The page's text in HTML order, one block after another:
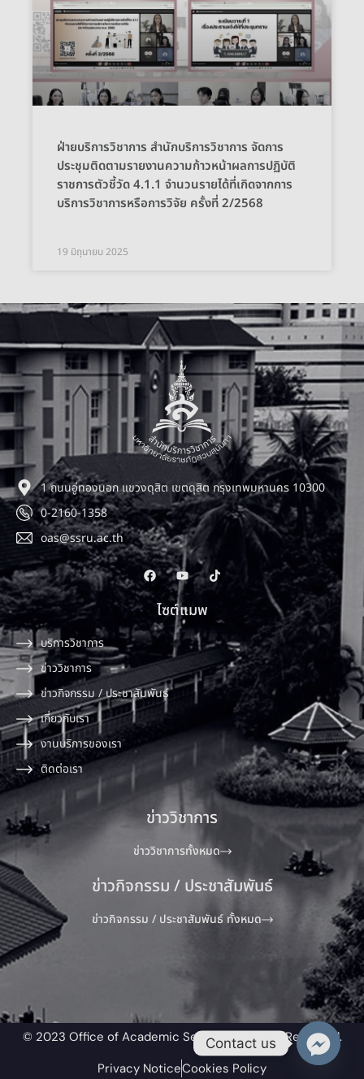
ฝ่ายบริการวิชาการ สำนักบริการวิชาการ จัดการ
ประชุมติดตามรายงานความก้าวหน้าผลการปฏิบัติ
ราชการตัวชี้วัด 4.1.1 จำนวนรายได้ที่เกิดจากการ
บริการวิชาการหรือการวิจัย ครั้งที่ 2/2568
19 มิถุนายน 2025
1 ถนนอู่ทองนอก แขวงดุสิต เขตดุสิต กรุงเทพมหานคร 10300
0-2160-1358
oas@ssru.ac.th
ไซต์แมพ
บริการวิชาการ
ข่าววิชาการ
ข่าวกิจกรรม / ประชาสัมพันธ์
เกี่ยวกับเรา
งานบริการของเรา
ติดต่อเรา
ข่าววิชาการ
ข่าววิชาการทั้งหมด
ข่าวกิจกรรม / ประชาสัมพันธ์
ข่าวกิจกรรม / ประชาสัมพันธ์ ทั้งหมด
© 2023 Office of Academic Service All Rights Reserved.​
Privacy NoticeCookies Policy
Contact us